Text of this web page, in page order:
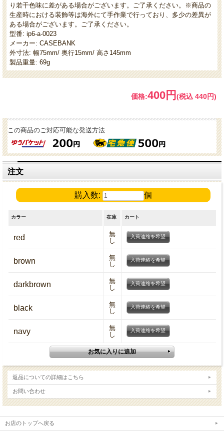
り若干色味に差がある場合がございます。ご了承ください。※商品の
生産時における装飾等は海外にて手作業で行っており、多少の差異が
ある場合がございます。ご了承ください。
型番: ip6-a-0023
メーカー: CASEBANK
外寸法: 幅75mm/ 奥行15mm/ 高さ145mm
製品重量: 69g
価格:400円 (税込 440円)
この商品のご対応可能な発送方法
注文
購入数: 個
カラー 在庫 カート
red
無
し
入荷連絡を希望
brown
無
し
入荷連絡を希望
darkbrown
無
し
入荷連絡を希望
black
無
し
入荷連絡を希望
navy
無
し
入荷連絡を希望
返品についての詳細はこちら
お問い合わせ
お店のトップへ戻る